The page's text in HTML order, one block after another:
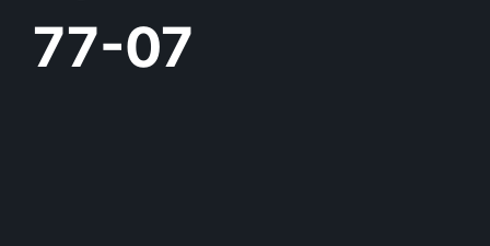
77-07